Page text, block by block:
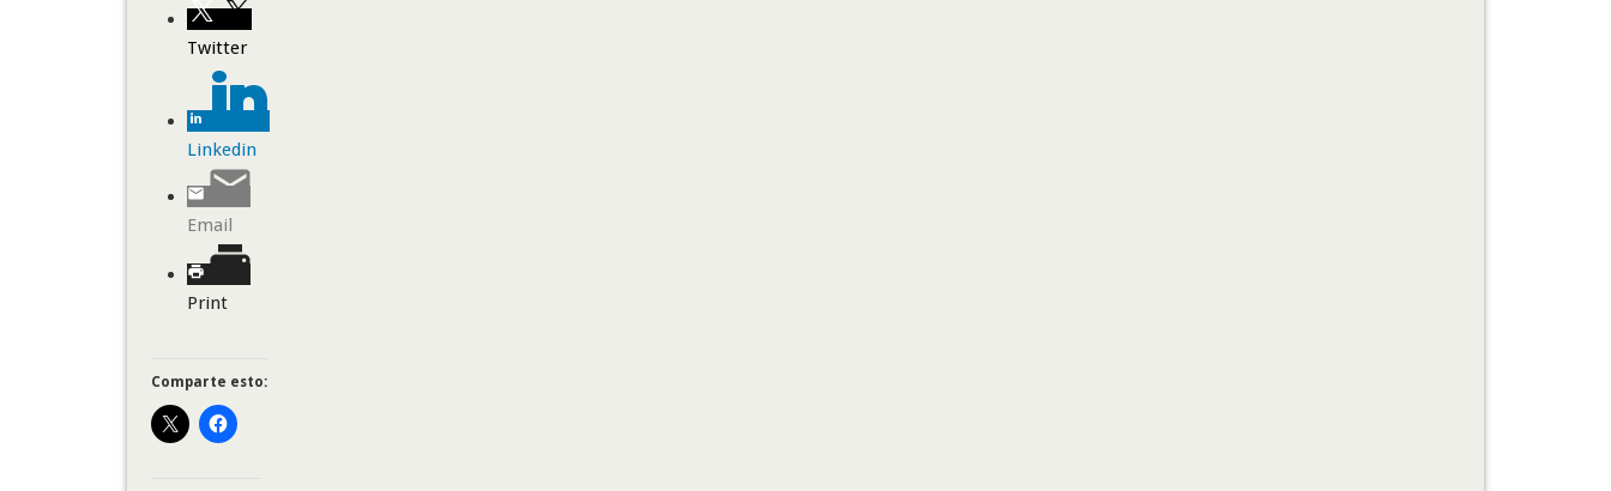
Twitter
Linkedin
Email
Print
Comparte esto: